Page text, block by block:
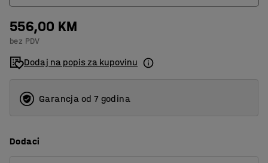
400
500
600
556,00 KM
bez PDV
Dodaj na popis za kupovinu
Garancja od 7 godina
Dodaci